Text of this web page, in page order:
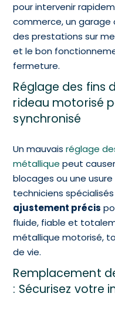
pour intervenir
commerce, un garage
des prestations sur
et le bon
fermeture.
Réglage des fins
rideau motorisé
synchronisé
Un mauvais réglage
métallique peut
blocages ou une
techniciens
ajustement précis
fluide, fiable et
métallique motorisé,
de vie.
Remplacement
: Sécurisez votre